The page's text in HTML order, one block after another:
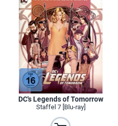
DC's Legends of Tomorrow
Staffel 7 [Blu-ray]